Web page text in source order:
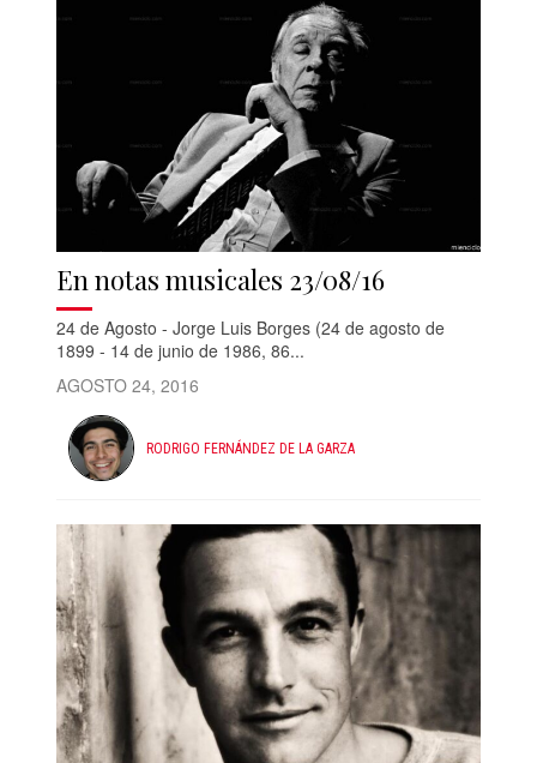
En notas musicales 23/08/16
24 de Agosto - Jorge Luis Borges (24 de agosto de
1899 - 14 de junio de 1986, 86...
AGOSTO 24, 2016
RODRIGO FERNÁNDEZ DE LA GARZA